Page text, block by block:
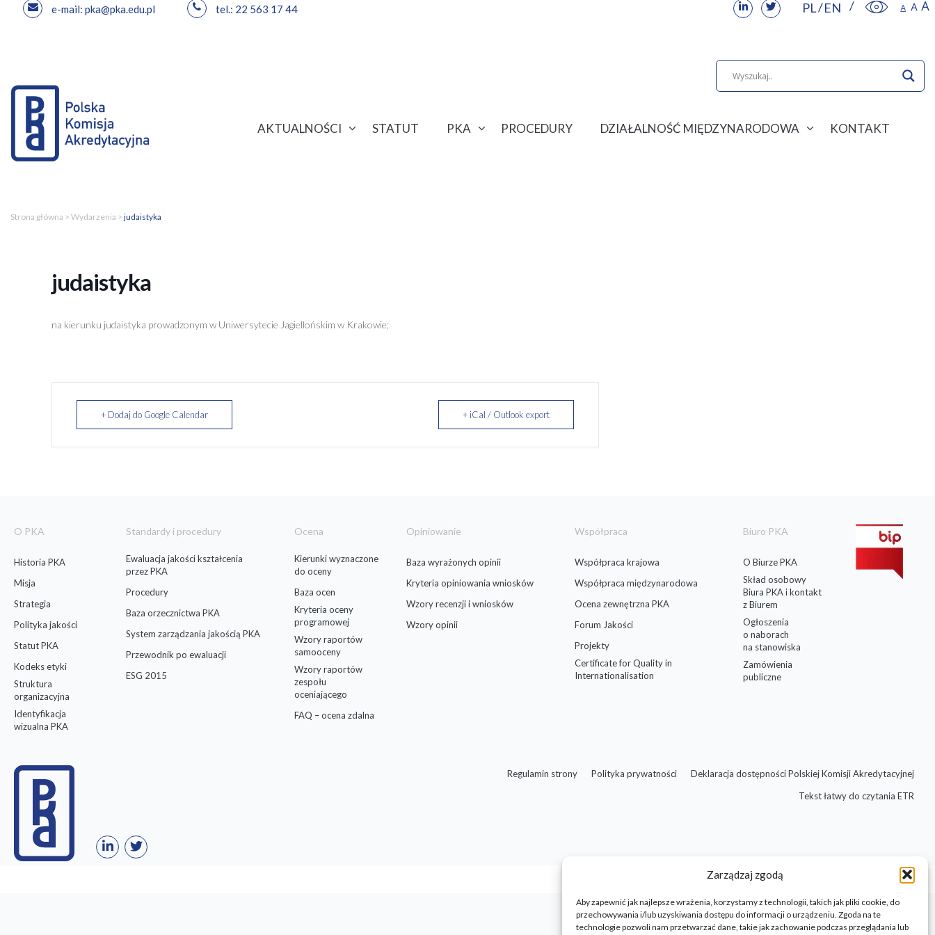
Zarządzaj zgodą
Aby zapewnić jak najlepsze wrażenia, korzystamy z technologii, takich jak pliki cookie, do
przechowywania i/lub uzyskiwania dostępu do informacji o urządzeniu. Zgoda na te
technologie pozwoli nam przetwarzać dane, takie jak zachowanie podczas przeglądania lub
e-mail: pka@pka.edu.pl tel.: 22 563 17 44 PL EN
AKTUALNOŚCI STATUT PKA PROCEDURY DZIAŁALNOŚĆ MIĘDZYNARODOWA KONTAKT
Strona główna > Wydarzenia > judaistyka
judaistyka
na kierunku judaistyka prowadzonym w Uniwersytecie Jagiellońskim w Krakowie;
+ Dodaj do Google Calendar + iCal / Outlook export
O PKA
Historia PKA
Misja
Strategia
Polityka jakości
Statut PKA
Kodeks etyki
Struktura
organizacyjna
Identyfikacja
wizualna PKA
Standardy i procedury
Ewaluacja jakości kształcenia
przez PKA
Procedury
Baza orzecznictwa PKA
System zarządzania jakością PKA
Przewodnik po ewaluacji
ESG 2015
Ocena
Kierunki wyznaczone
do oceny
Baza ocen
Kryteria oceny
programowej
Wzory raportów
samooceny
Wzory raportów
zespołu
oceniającego
FAQ – ocena zdalna
Opiniowanie
Baza wyrażonych opinii
Kryteria opiniowania wniosków
Wzory recenzji i wniosków
Wzory opinii
Współpraca
Współpraca krajowa
Współpraca międzynarodowa
Ocena zewnętrzna PKA
Forum Jakości
Projekty
Certificate for Quality in
Internationalisation
Biuro PKA
O Biurze PKA
Skład osobowy
Biura PKA i kontakt
z Biurem
Ogłoszenia
o naborach
na stanowiska
Zamówienia
publiczne
Regulamin strony Polityka prywatności
Deklaracja dostępności Polskiej Komisji Akredytacyjnej
Tekst łatwy do czytania ETR